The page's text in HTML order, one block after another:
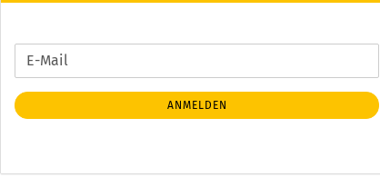
WEITER
NEWSLETTER-
ANMELDUNG
E-
Mail
ANMELDEN